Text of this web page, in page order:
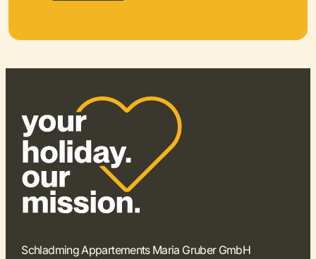
Schladming Appartements Maria Gruber GmbH